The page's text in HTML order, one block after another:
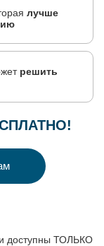
лучше
решить
доступны ТОЛЬКО